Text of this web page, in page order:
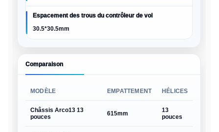
Espacement des trous du contrôleur de vol
30.5*30.5mm
Comparaison
MODÈLE EMPATTEMENT HÉLICES
Châssis Arco13 13
pouces
615mm
13
pouces